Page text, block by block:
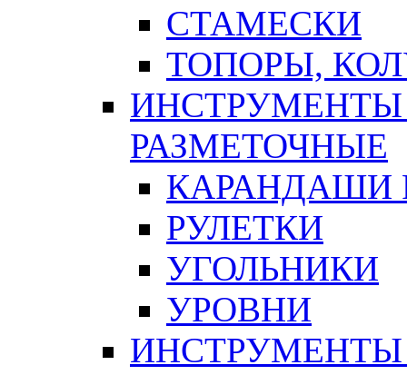
СТАМЕСКИ
ТОПОРЫ,
ИНСТРУМЕНТЫ
РАЗМЕТОЧНЫЕ
КАРАНДАШИ
РУЛЕТКИ
УГОЛЬНИКИ
УРОВНИ